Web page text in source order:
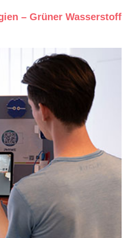
– Grüner Wasserstoff